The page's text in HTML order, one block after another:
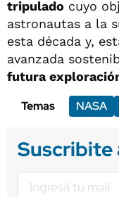
tripulado cuyo
astronautas a la
esta década y,
avanzada
futura
Temas
NASA
Suscribite